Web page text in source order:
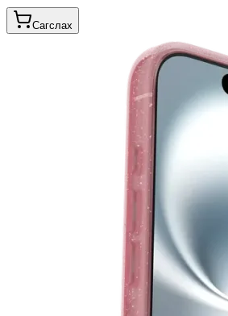
Сагслах